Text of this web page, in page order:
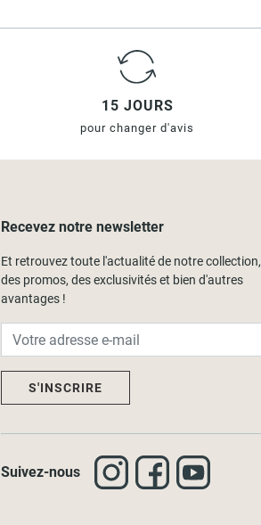
15 JOURS
pour changer d'avis
Recevez notre newsletter
Et retrouvez toute l'actualité de notre collection,
des promos, des exclusivités et bien d'autres
avantages !
S'INSCRIRE
Suivez-nous